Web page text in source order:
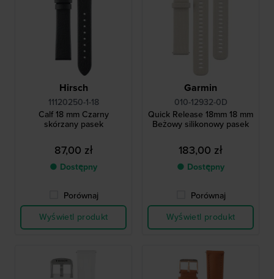
Hirsch
11120250-1-18
Calf 18 mm Czarny
skórzany pasek
87,00 zł
● Dostępny
Porównaj
Wyświetl produkt
Garmin
010-12932-0D
Quick Release 18mm 18 mm
Beżowy silikonowy pasek
183,00 zł
● Dostępny
Porównaj
Wyświetl produkt